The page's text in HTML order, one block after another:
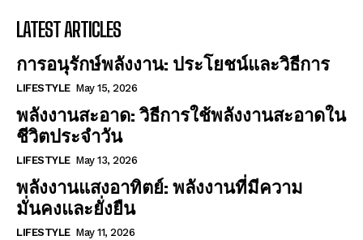
LATEST ARTICLES
การอนุรักษ์พลังงาน: ประโยชน์และวิธีการ
LIFESTYLE May 15, 2026
พลังงานสะอาด: วิธีการใช้พลังงานสะอาดใน
ชีวิตประจำวัน
LIFESTYLE May 13, 2026
พลังงานแสงอาทิตย์: พลังงานที่มีความ
มั่นคงและยั่งยืน
LIFESTYLE May 11, 2026